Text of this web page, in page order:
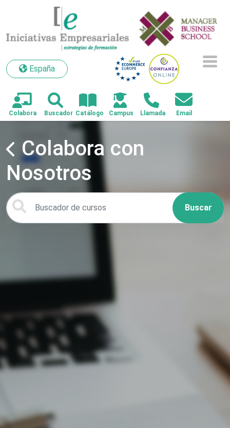
España
España
Colabora con
Nosotros
Buscar